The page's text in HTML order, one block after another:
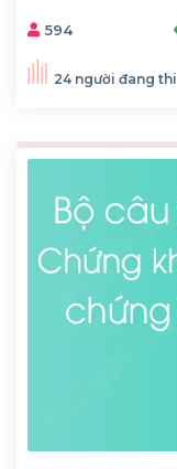
594
24 người đang thi